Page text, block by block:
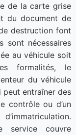
de la carte grise
du document de
destruction font
sont nécessaires
au véhicule soit
formalités, le
du véhicule
entraîner des
contrôle ou d’un
service couvre